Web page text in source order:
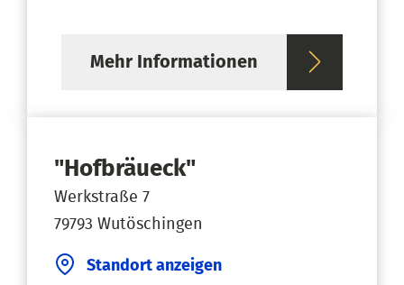
Mehr Informationen
"Hofbräueck"
Werkstraße 7
79793 Wutöschingen
Standort anzeigen